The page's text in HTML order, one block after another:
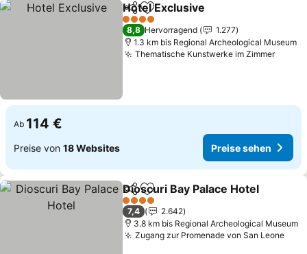
TeilenZu Favoriten hinzufügen
Hotel Exclusive
4 Sterne
8,8 Hervorragend
1.277
1.3 km bis Regional Archeological Museum
Thematische Kunstwerke im Zimmer
Ab 114 €
Preise von 18 Websites Preise sehen
TeilenZu Favoriten hinzufügen
Dioscuri Bay Palace Hotel
4 Sterne
7,4
2.642
3.8 km bis Regional Archeological Museum
Zugang zur Promenade von San Leone